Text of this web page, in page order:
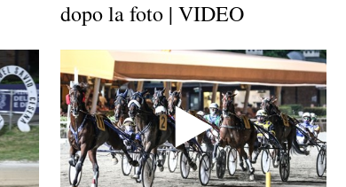
dopo la foto | VIDEO